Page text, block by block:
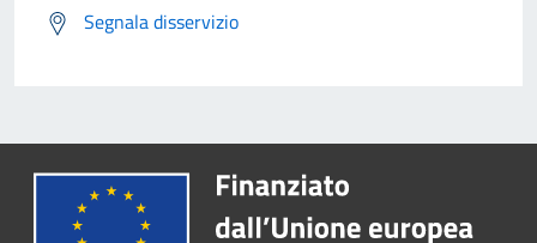
Segnala disservizio